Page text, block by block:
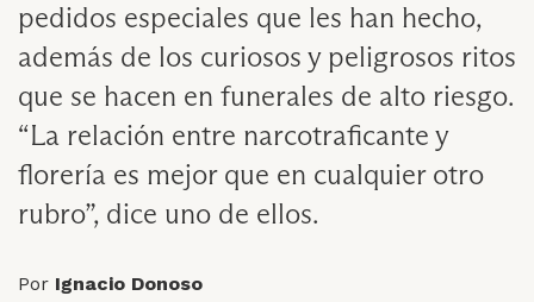
pedidos especiales que les han hecho,
además de los curiosos y peligrosos ritos
que se hacen en funerales de alto riesgo.
“La relación entre narcotraficante y
florería es mejor que en cualquier otro
rubro”, dice uno de ellos.
Por Ignacio Donoso